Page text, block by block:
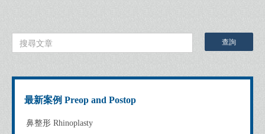
最新案例 Preop and Postop
鼻整形 Rhinoplasty